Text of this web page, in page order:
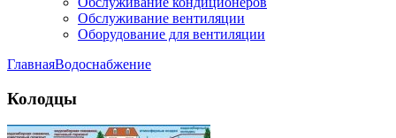
Обслуживание вентиляции
Оборудование для вентиляции
ГлавнаяВодоснабжение
Колодцы